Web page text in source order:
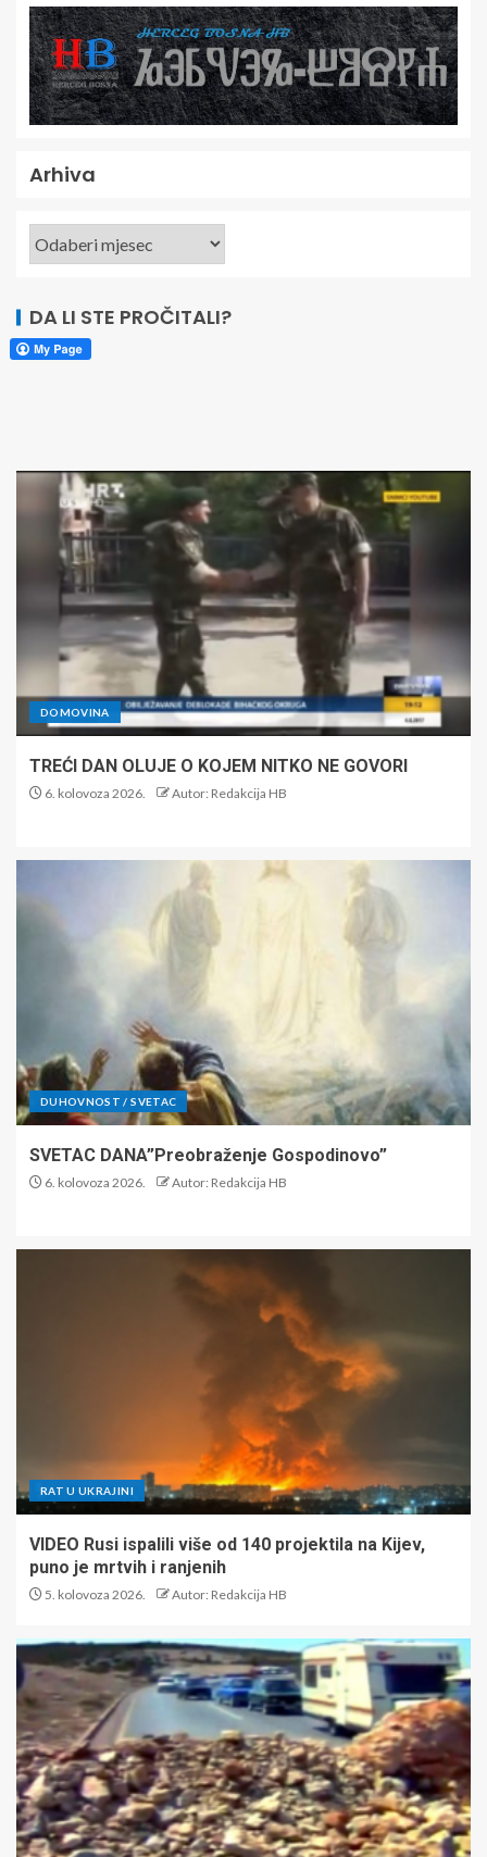
Arhiva
DA LI STE PROČITALI?
DOMOVINA
TREĆI DAN OLUJE O KOJEM NITKO NE GOVORI
6. kolovoza 2026. Autor: Redakcija HB
DUHOVNOST / SVETAC
SVETAC DANA”Preobraženje Gospodinovo”
6. kolovoza 2026. Autor: Redakcija HB
RAT U UKRAJINI
VIDEO Rusi ispalili više od 140 projektila na Kijev,
puno je mrtvih i ranjenih
5. kolovoza 2026. Autor: Redakcija HB